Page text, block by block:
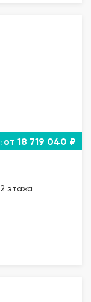
от 18 719 040 ₽
2 этажа